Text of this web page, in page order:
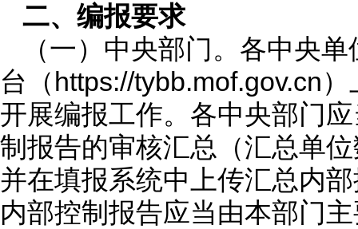
二、编报要求
（一）中央部门。各中央
台（https://tybb.mof.gov.cn
开展编报工作。各中央部门
制报告的审核汇总（汇总单
并在填报系统中上传汇总内
内部控制报告应当由本部门